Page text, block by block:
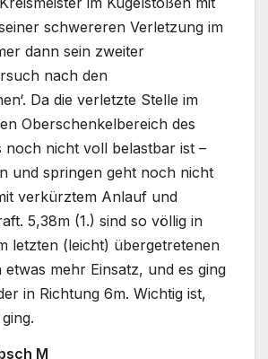
schwereren Verletzung im
dann sein zweiter
nach den
Da die verletzte Stelle im
Oberschenkelbereich des
noch nicht voll belastbar ist –
und springen geht noch nicht
verkürztem Anlauf und
5,38m (1.) sind so völlig in
letzten (leicht) übergetretenen
etwas mehr Einsatz, und es ging
in Richtung 6m. Wichtig ist,
M